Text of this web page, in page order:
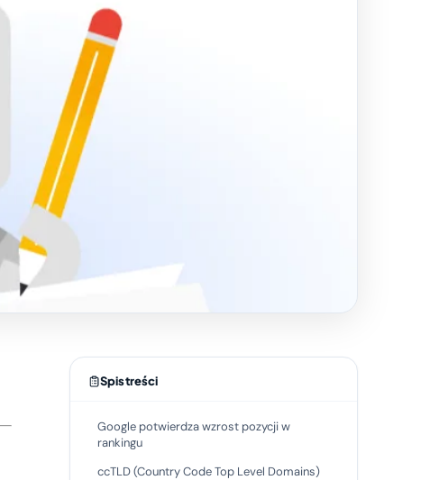
Spis treści
Google potwierdza wzrost pozycji w
rankingu
ccTLD (Country Code Top Level Domains)